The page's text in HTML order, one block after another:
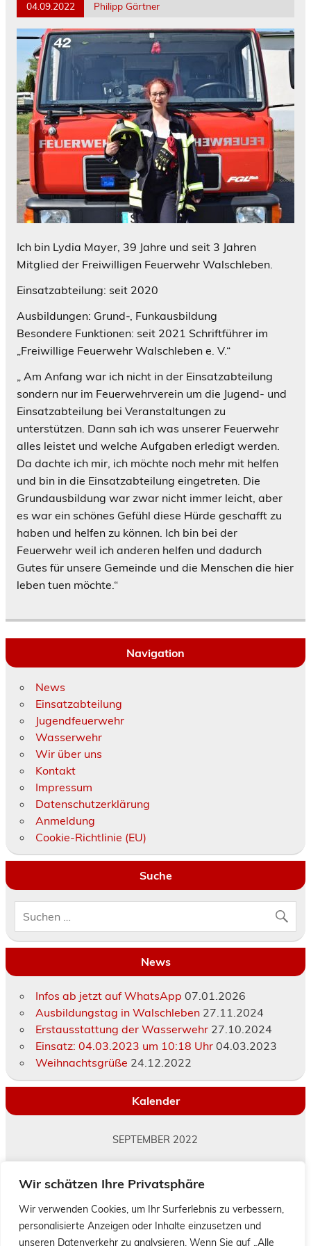
Wir schätzen Ihre Privatsphäre
Wir verwenden Cookies, um Ihr Surferlebnis zu verbessern,
personalisierte Anzeigen oder Inhalte einzusetzen und
unseren Datenverkehr zu analysieren. Wenn Sie auf „Alle
04.09.2022 Philipp Gärtner
Ich bin Lydia Mayer, 39 Jahre und seit 3 Jahren
Mitglied der Freiwilligen Feuerwehr Walschleben.
Einsatzabteilung: seit 2020
Ausbildungen: Grund-, Funkausbildung
Besondere Funktionen: seit 2021 Schriftführer im
„Freiwillige Feuerwehr Walschleben e. V.“
„ Am Anfang war ich nicht in der Einsatzabteilung
sondern nur im Feuerwehrverein um die Jugend- und
Einsatzabteilung bei Veranstaltungen zu
unterstützen. Dann sah ich was unserer Feuerwehr
alles leistet und welche Aufgaben erledigt werden.
Da dachte ich mir, ich möchte noch mehr mit helfen
und bin in die Einsatzabteilung eingetreten. Die
Grundausbildung war zwar nicht immer leicht, aber
es war ein schönes Gefühl diese Hürde geschafft zu
haben und helfen zu können. Ich bin bei der
Feuerwehr weil ich anderen helfen und dadurch
Gutes für unsere Gemeinde und die Menschen die hier
leben tuen möchte.“
Navigation
News
Einsatzabteilung
Jugendfeuerwehr
Wasserwehr
Wir über uns
Kontakt
Impressum
Datenschutzerklärung
Anmeldung
Cookie-Richtlinie (EU)
Suche
News
Infos ab jetzt auf WhatsApp 07.01.2026
Ausbildungstag in Walschleben 27.11.2024
Erstausstattung der Wasserwehr 27.10.2024
Einsatz: 04.03.2023 um 10:18 Uhr 04.03.2023
Weihnachtsgrüße 24.12.2022
Kalender
SEPTEMBER 2022
1 2
5
6 7 8 9 10
11
12
13 14 15 16 17